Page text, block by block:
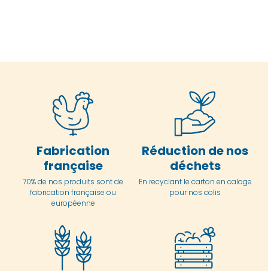
Fabrication
française
70% de nos produits sont de
fabrication française ou
européenne
Réduction de nos
déchets
En recyclant le carton en calage
pour nos colis